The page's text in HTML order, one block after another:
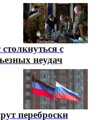
с
неудач
переброски